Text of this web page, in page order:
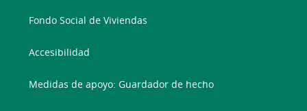
Fondo Social de Viviendas
Accesibilidad
Medidas de apoyo: Guardador de hecho